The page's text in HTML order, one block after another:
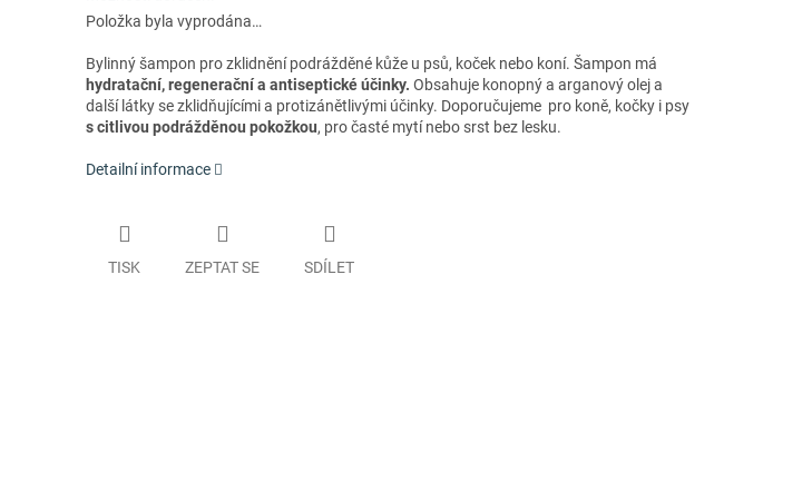
Položka byla vyprodána…
Bylinný šampon pro zklidnění podrážděné kůže u psů, koček nebo koní. Šampon má
hydratační, regenerační a antiseptické účinky. Obsahuje konopný a arganový olej a
další látky se zklidňujícími a protizánětlivými účinky. Doporučujeme pro koně, kočky i psy
s citlivou podrážděnou pokožkou, pro časté mytí nebo srst bez lesku.
Detailní informace
TISK ZEPTAT SE SDÍLET